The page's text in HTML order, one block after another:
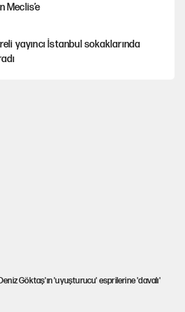
Meclis’e
yayıncı İstanbul sokaklarında
Göktaş'ın 'uyuşturucu' esprilerine 'davalı'